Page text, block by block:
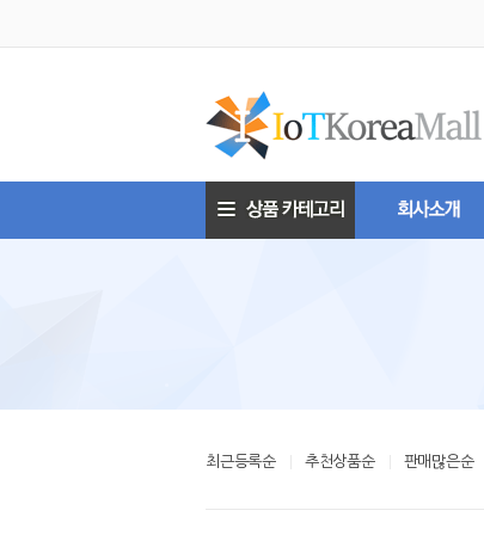
최근등록순 추천상품순 판매많은순